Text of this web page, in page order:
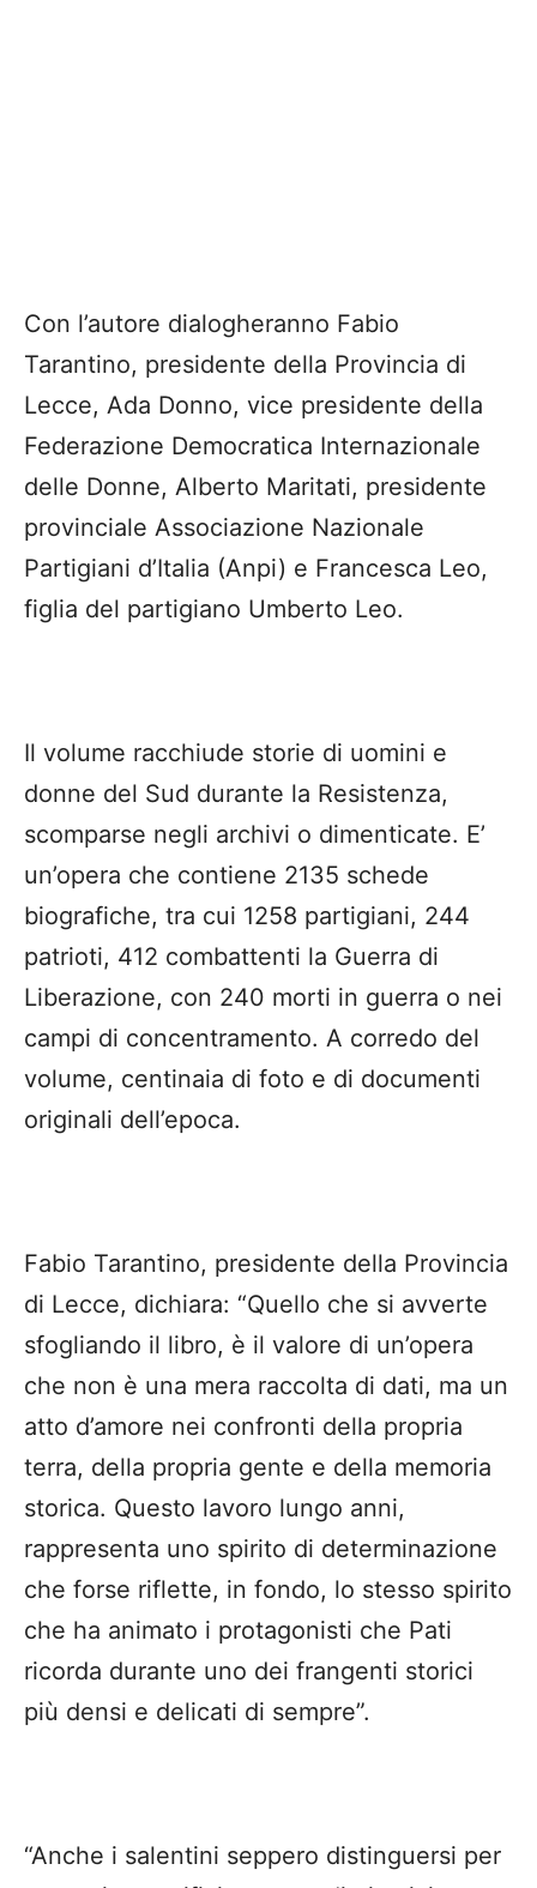
Con l’autore dialogheranno Fabio
Tarantino, presidente della Provincia di
Lecce, Ada Donno, vice presidente della
Federazione Democratica Internazionale
delle Donne, Alberto Maritati, presidente
provinciale Associazione Nazionale
Partigiani d’Italia (Anpi) e Francesca Leo,
figlia del partigiano Umberto Leo.
Il volume racchiude storie di uomini e
donne del Sud durante la Resistenza,
scomparse negli archivi o dimenticate. E’
un’opera che contiene 2135 schede
biografiche, tra cui 1258 partigiani, 244
patrioti, 412 combattenti la Guerra di
Liberazione, con 240 morti in guerra o nei
campi di concentramento. A corredo del
volume, centinaia di foto e di documenti
originali dell’epoca.
Fabio Tarantino, presidente della Provincia
di Lecce, dichiara: “Quello che si avverte
sfogliando il libro, è il valore di un’opera
che non è una mera raccolta di dati, ma un
atto d’amore nei confronti della propria
terra, della propria gente e della memoria
storica. Questo lavoro lungo anni,
rappresenta uno spirito di determinazione
che forse riflette, in fondo, lo stesso spirito
che ha animato i protagonisti che Pati
ricorda durante uno dei frangenti storici
più densi e delicati di sempre”.
“Anche i salentini seppero distinguersi per